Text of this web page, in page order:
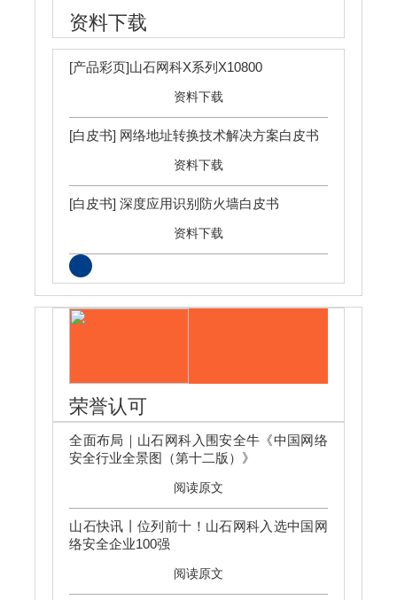
资料下载
资料下载
[产品彩页]山石网科X系列X10800
资料下载
[白皮书] 网络地址转换技术解决方案白皮书
资料下载
[白皮书] 深度应用识别防火墙白皮书
荣誉认可
阅读原文
全面布局｜山石网科入围安全牛《中国网络
安全行业全景图（第十二版）》
阅读原文
山石快讯丨位列前十！山石网科入选中国网
络安全企业100强